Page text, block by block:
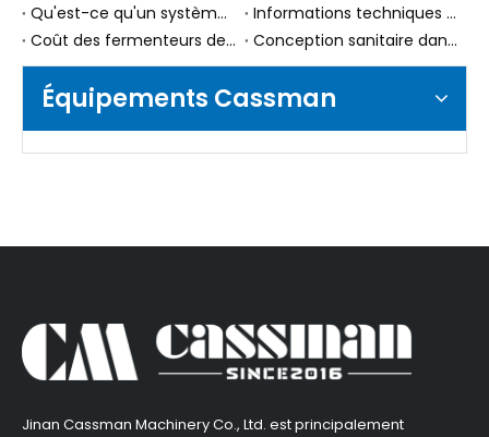
Qu'est-ce qu'un système de brasserie chauffée à la vapeur ? Comprendre les bases
Informations techniques : performances et efficacité des systèmes de brassage chauffés à la vapeur
Coût des fermenteurs de bière commerciaux : quels facteurs influencent le prix ?
Conception sanitaire dans le brassage : s'assurer que votre fermenteur est prêt pour le CIP
Équipements Cassman
Jinan Cassman Machinery Co., Ltd. est principalement